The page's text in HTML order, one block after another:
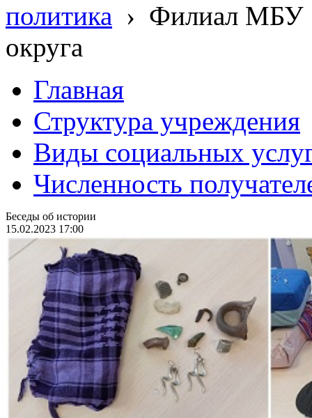
политика › Филиал МБУ
округа
Главная
Структура учреждения
Виды социальных
Численность
Беседы об истории
15.02.2023 17:00